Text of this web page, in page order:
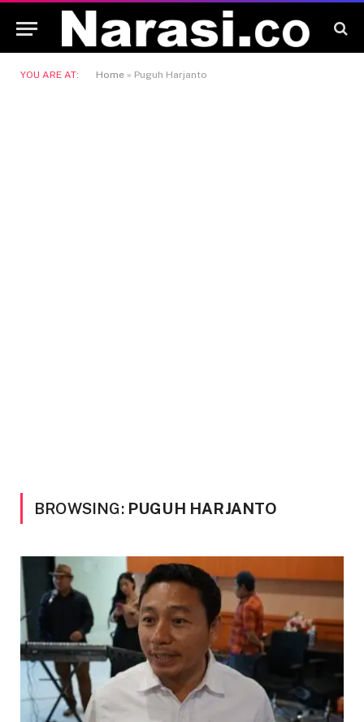
YOU ARE AT: Home » Puguh Harjanto
BROWSING: PUGUH HARJANTO